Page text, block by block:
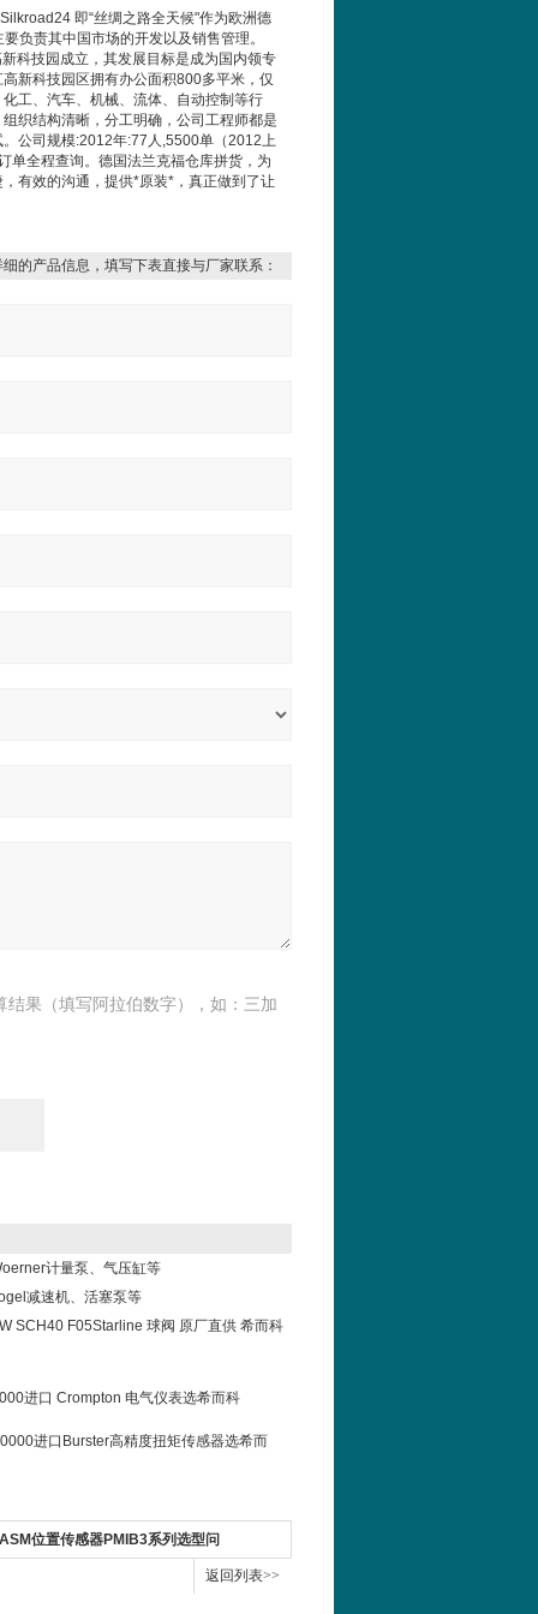
Silkroad24 即“丝绸之路全天候"作为欧洲德
负责其中国市场的开发以及销售管理。
科技园成立，其发展目标是成为国内领专
新科技园区拥有办公面积800多平米，仅
工、汽车、机械、流体、自动控制等行
织结构清晰，分工明确，公司工程师都是
公司规模:2012年:77 人 ,5500单（2012上
单全程查询。德国法兰克福仓库拼货，为
有效的沟通，提供*原装* ，真正做到了让
的产品信息，填写下表直接与厂家联系：
结果（填写阿拉伯数字），如：三加
计量泵、气压缸等
减速机、活塞泵等
SCH40 F05Starline 球阀 原厂直供 希而科
进口 Crompton 电气仪表选希而科
进口Burster高精度扭矩传感器选希而
位置传感器PMIB3系列选型问
返回列表>>